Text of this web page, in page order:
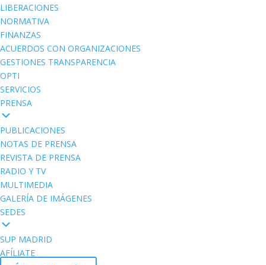
LIBERACIONES
NORMATIVA
FINANZAS
ACUERDOS CON ORGANIZACIONES
GESTIONES TRANSPARENCIA
OPTI
SERVICIOS
PRENSA
PUBLICACIONES
NOTAS DE PRENSA
REVISTA DE PRENSA
RADIO Y TV
MULTIMEDIA
GALERÍA DE IMÁGENES
SEDES
SUP MADRID
AFÍLIATE